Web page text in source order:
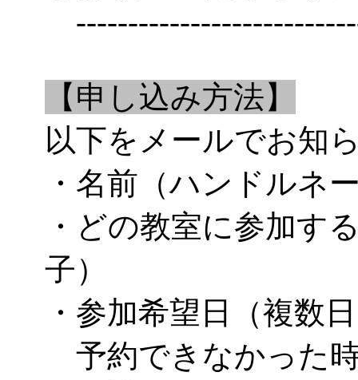
【申し込み方法】
以下をメールでお知
・名前（ハンドルネ
・どの教室に参加す
子）
・参加希望日（複数
予約できなかった